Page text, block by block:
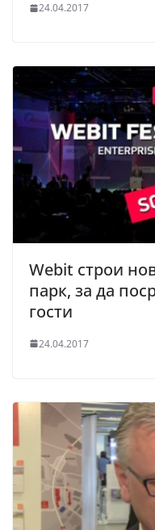
24.04.2017
Webit строи
парк, за да
гости
24.04.2017